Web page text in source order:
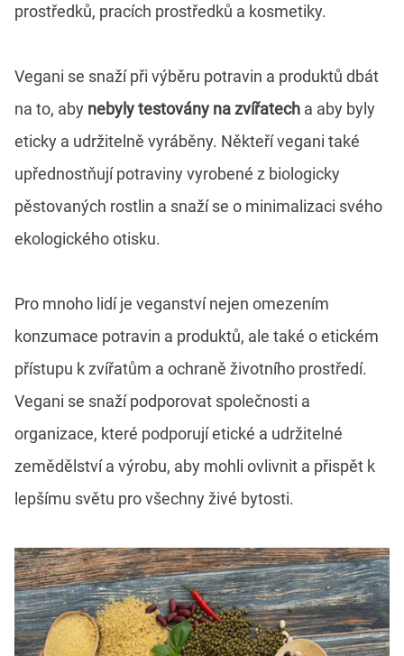
prostředků, pracích prostředků a kosmetiky.
Vegani se snaží při výběru potravin a produktů dbát
na to, aby nebyly testovány na zvířatech a aby byly
eticky a udržitelně vyráběny. Někteří vegani také
upřednostňují potraviny vyrobené z biologicky
pěstovaných rostlin a snaží se o minimalizaci svého
ekologického otisku.
Pro mnoho lidí je veganství nejen omezením
konzumace potravin a produktů, ale také o etickém
přístupu k zvířatům a ochraně životního prostředí.
Vegani se snaží podporovat společnosti a
organizace, které podporují etické a udržitelné
zemědělství a výrobu, aby mohli ovlivnit a přispět k
lepšímu světu pro všechny živé bytosti.